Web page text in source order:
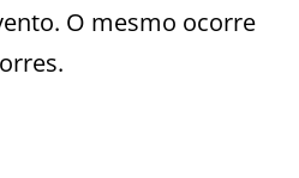
O mesmo ocorre